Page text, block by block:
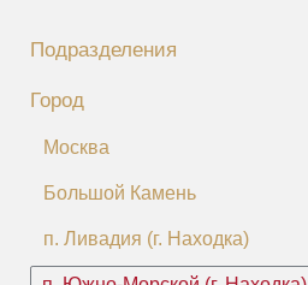
Подразделения
Город
Москва
Большой Камень
п. Ливадия (г. Находка)